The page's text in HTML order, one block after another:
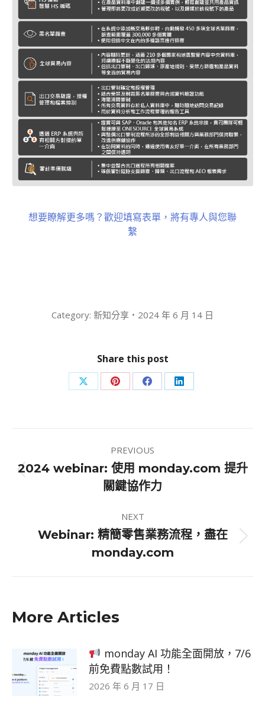
想要瞭解更多嗎？歡迎填寫表單，將有專人與您聯
繫
Category: 新知分享 2024 年 6 月 14 日
Share this post
Share Share Share Share
navigation
PREVIOUS
Previous
post:
2024 webinar: 使用 monday.com 提升
關鍵協作力
NEXT
Next
post:
Webinar: 精簡零售業務流程，盡在
monday.com
More Articles
monday AI 功能全面開放，7/6
前免費點數試用！
2026 年 6 月 17 日